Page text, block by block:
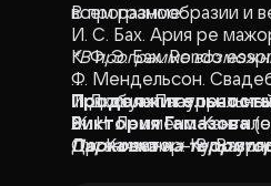
всем разнообразии и
В программе:
И. С. Бах. Ария ре
К. Ф. Э. Бах. Rondo
Ф. Мендельсон.
Т. Дюбуа.
Ж. Н. Лемменс.
Дж. Каччини — В.
*В программе
Исполняет лауреат
Виктория Гамазова
Продолжительность
Парковка на
Организатор: